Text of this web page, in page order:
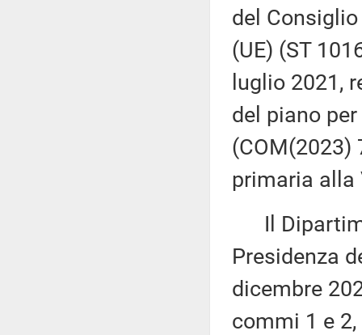
del
(UE) (ST
luglio 2021,
del piano
(COM(2023)
primaria alla
Il
Presidenza
dicembre
commi 1 e